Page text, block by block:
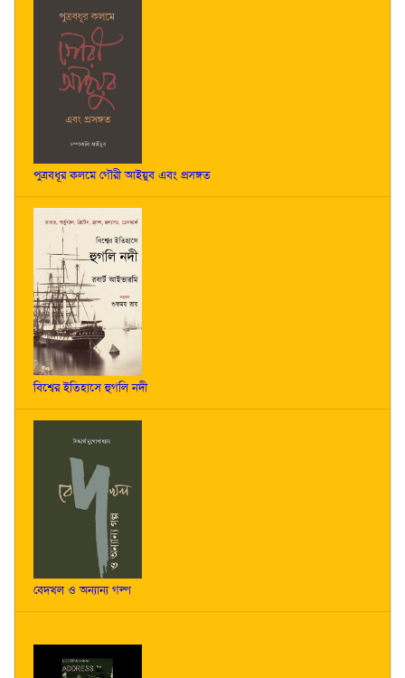
পুত্রবধূর কলমে গৌরী আইয়ুব এবং প্রসঙ্গত
বিশ্বের ইতিহাসে হুগলি নদী
বেদখল ও অন্যান্য গল্প